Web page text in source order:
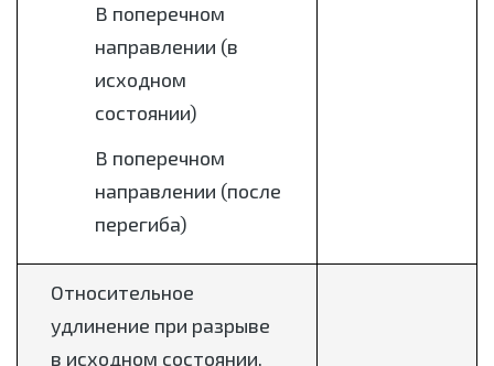
В поперечном
направлении (в
исходном
состоянии)
В поперечном
направлении (после
перегиба)
Относительное
удлинение при разрыве
в исходном состоянии,